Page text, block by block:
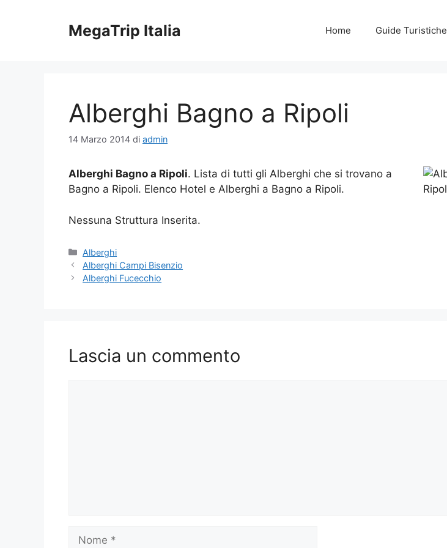
MegaTrip Italia Home Guide Turistiche
Alberghi Bagno a Ripoli
14 Marzo 2014 di admin
Alberghi Bagno a Ripoli. Lista di tutti gli Alberghi che si trovano a
Bagno a Ripoli. Elenco Hotel e Alberghi a Bagno a Ripoli.
Nessuna Struttura Inserita.
Categorie
Alberghi
Alberghi Campi Bisenzio
Alberghi Fucecchio
Lascia un commento